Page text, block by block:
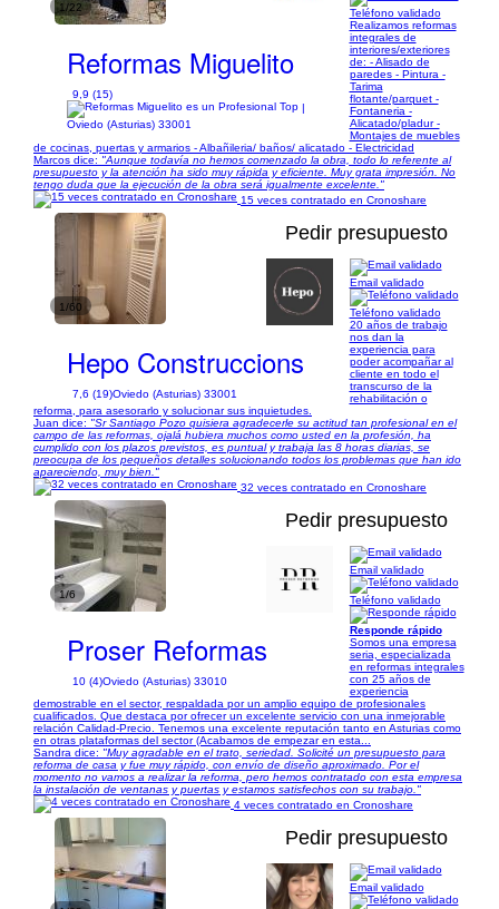
1/22
Reformas Miguelito
9,9 (15)
|
Oviedo (Asturias) 33001
Teléfono validado
Realizamos reformas
integrales de
interiores/exteriores
de: - Alisado de
paredes - Pintura -
Tarima
flotante/parquet -
Fontaneria -
Alicatado/pladur -
Montajes de muebles
de cocinas, puertas y armarios - Albañileria/ baños/ alicatado - Electricidad
Marcos dice: "Aunque todavía no hemos comenzado la obra, todo lo referente al
presupuesto y la atención ha sido muy rápida y eficiente. Muy grata impresión. No
tengo duda que la ejecución de la obra será igualmente excelente."
15 veces contratado en Cronoshare
1/60
Pedir presupuesto
Hepo Construccions
7,6 (19)Oviedo (Asturias) 33001
Email validado
Teléfono validado
20 años de trabajo
nos dan la
experiencia para
poder acompañar al
cliente en todo el
transcurso de la
rehabilitación o
reforma, para asesorarlo y solucionar sus inquietudes.
Juan dice: "Sr Santiago Pozo quisiera agradecerle su actitud tan profesional en el
campo de las reformas, ojalá hubiera muchos como usted en la profesión, ha
cumplido con los plazos previstos, es puntual y trabaja las 8 horas diarias, se
preocupa de los pequeños detalles solucionando todos los problemas que han ido
apareciendo, muy bien."
32 veces contratado en Cronoshare
1/6
Pedir presupuesto
Proser Reformas
10 (4)Oviedo (Asturias) 33010
Email validado
Teléfono validado
Responde rápido
Somos una empresa
seria, especializada
en reformas integrales
con 25 años de
experiencia
demostrable en el sector, respaldada por un amplio equipo de profesionales
cualificados. Que destaca por ofrecer un excelente servicio con una inmejorable
relación Calidad-Precio. Tenemos una excelente reputación tanto en Asturias como
en otras plataformas del sector (Acabamos de empezar en esta...
Sandra dice: "Muy agradable en el trato, seriedad. Solicité un presupuesto para
reforma de casa y fue muy rápido, con envío de diseño aproximado. Por el
momento no vamos a realizar la reforma, pero hemos contratado con esta empresa
la instalación de ventanas y puertas y estamos satisfechos con su trabajo."
4 veces contratado en Cronoshare
Pedir presupuesto
Email validado